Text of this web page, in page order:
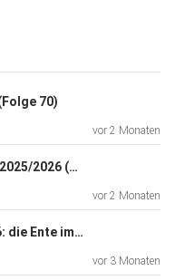
sein
Teamführung ist.
langfristige Strategie
als „Sheriff“ das
70)
vor 2 Monaten
Playoff-Halbfinal-Preview 2025/2026 (Folge 69)
vor 2 Monaten
Playoff-Preview 2025/2026: die Ente im Dorf lassen (Folge 68)
vor 3 Monaten